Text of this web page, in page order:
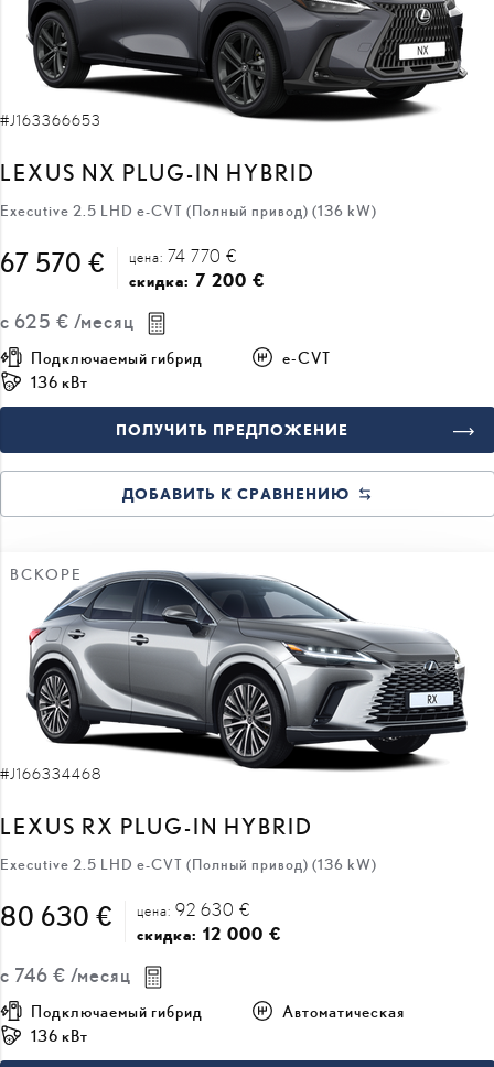
#J163366653
LEXUS NX PLUG-IN HYBRID
Executive 2.5 LHD e-CVT (Полный привод) (136 kW)
67 570 € цена: 74 770 €
скидка: 7 200 €
с 625 € /месяц
Подключаемый гибрид
e-CVT
136 кВт
ПОЛУЧИТЬ ПРЕДЛОЖЕНИЕ
ДОБАВИТЬ К СРАВНЕНИЮ
ВСКОРЕ
#J166334468
LEXUS RX PLUG-IN HYBRID
Executive 2.5 LHD e-CVT (Полный привод) (136 kW)
80 630 € цена: 92 630 €
скидка: 12 000 €
с 746 € /месяц
Подключаемый гибрид
Автоматическая
136 кВт